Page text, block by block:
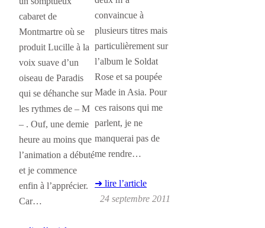
cabaret de
Montmartre où se
produit Lucille à la
voix suave d’un
oiseau de Paradis
qui se déhanche sur
les rythmes de – M
– . Ouf, une demie
heure au moins que
l’animation a débuté
et je commence
enfin à l’apprécier.
Car…
convaincue à
plusieurs titres mais
particulièrement sur
l’album le Soldat
Rose et sa poupée
Made in Asia. Pour
ces raisons qui me
parlent, je ne
manquerai pas de
me rendre…
➜ lire l’article
24 septembre 2011